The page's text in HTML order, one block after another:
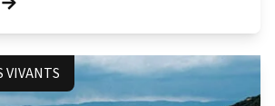
VIVANTS